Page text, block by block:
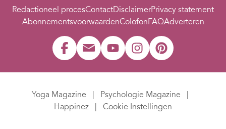
Redactioneel procesContactDisclaimerPrivacy statement
AbonnementsvoorwaardenColofonFAQAdverteren
Yoga Magazine
Psychologie Magazine
Happinez
Cookie Instellingen